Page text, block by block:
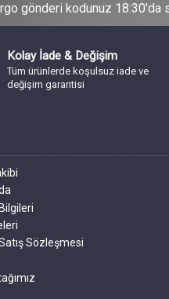
gönderi kodunuz 18:30'da
Kolay İade & Değişim
Tüm ürünlerde koşulsuz iade ve
değişim garantisi
Sözleşmesi